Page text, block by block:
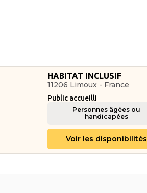
HABITAT INCLUSIF
11206 Limoux - France
Public accueilli
Personnes âgées ou
handicapées
Voir les disponibilités